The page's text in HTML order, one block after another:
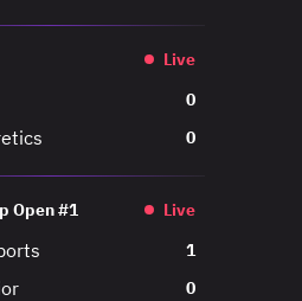
Live
0
0
Open #1 Live
1
0